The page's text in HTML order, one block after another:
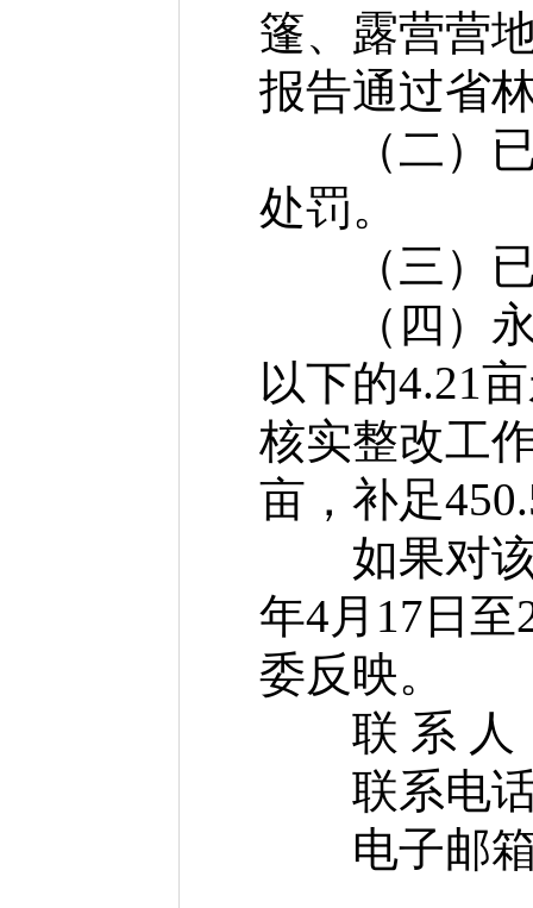
篷、露营营
报告通过省
（二）已
处罚。
（三）已
（四）永
以下的4.21
核实整改工
亩，补足
如果对该
年4月17日至
委反映。
联 系 人
联系电话
电子邮箱